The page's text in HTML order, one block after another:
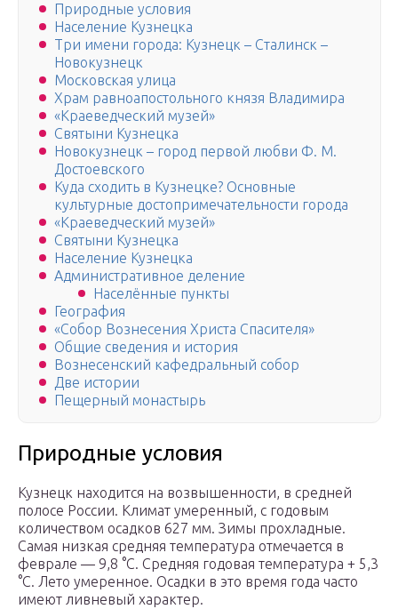
Природные условия
Население Кузнецка
Три имени города: Кузнецк – Сталинск –
Новокузнецк
Московская улица
Храм равноапостольного князя Владимира
«Краеведческий музей»
Святыни Кузнецка
Новокузнецк – город первой любви Ф. М.
Достоевского
Куда сходить в Кузнецке? Основные
культурные достопримечательности города
«Краеведческий музей»
Святыни Кузнецка
Население Кузнецка
Административное деление
Населённые пункты
География
«Собор Вознесения Христа Спасителя»
Общие сведения и история
Вознесенский кафедральный собор
Две истории
Пещерный монастырь
Природные условия
Кузнецк находится на возвышенности, в средней
полосе России. Климат умеренный, с годовым
количеством осадков 627 мм. Зимы прохладные.
Самая низкая средняя температура отмечается в
феврале — 9,8 °С. Средняя годовая температура + 5,3
°С. Лето умеренное. Осадки в это время года часто
имеют ливневый характер.